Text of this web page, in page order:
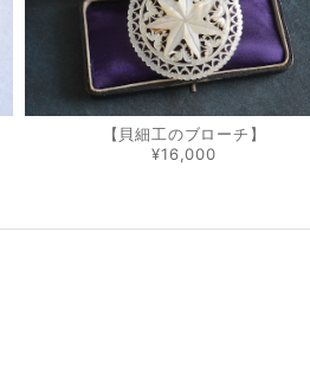
【貝細工のブローチ】
¥16,000